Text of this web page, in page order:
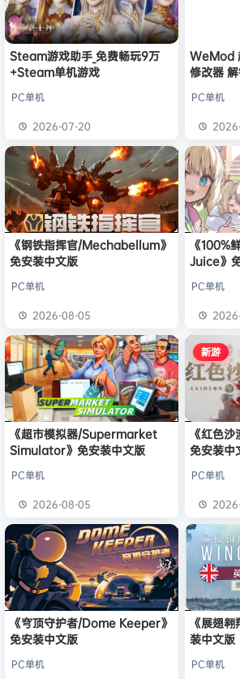
旋律 签到获取 22
欢迎m*******n 加入本站
欢迎1******4 加入本站 16小
l***g
28 点积分
49 点
加入本站 8月4
Steam游戏助手_免费畅玩9万
+Steam单机游戏
PC单机
2026-07-20
WeMod
修改器
PC单机
《钢铁指挥官/Mechabellum》
免安装中文版
PC单机
2026-08-05
《100%
Juice》
PC单机
《超市模拟器/Supermarket
Simulator》免安装中文版
PC单机
2026-08-05
新游
《红色
免安装中
PC单机
《穹顶守护者/Dome Keeper》
免安装中文版
PC单机
《展翅
装中文版
PC单机